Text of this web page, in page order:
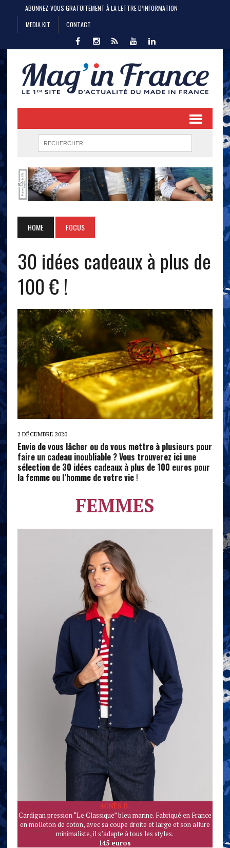
ABONNEZ-VOUS GRATUITEMENT À LA LETTRE D’INFORMATION
MEDIA KIT
CONTACT
HOME FOCUS
30 idées cadeaux à plus de
100 € !
2 DÉCEMBRE 2020
Envie de vous lâcher ou de vous mettre à plusieurs pour
faire un cadeau inoubliable ? Vous trouverez ici une
sélection de 30 idées cadeaux à plus de 100 euros pour
la femme ou l’homme de votre vie!
FEMMES
AGNÈS B.
Cardigan pression “Le Classique” bleu marine. Fabriqué en France
en molleton de coton, avec sa coupe droite et large et son allure
minimaliste, il s’adapte à tous les styles.
145 euros